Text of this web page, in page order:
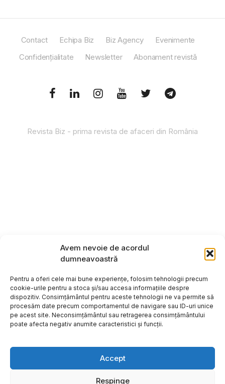
Avem nevoie de acordul
dumneavoastră
Pentru a oferi cele mai bune experiențe, folosim tehnologii precum
cookie-urile pentru a stoca și/sau accesa informațiile despre
dispozitiv. Consimțământul pentru aceste tehnologii ne va permite să
procesăm date precum comportamentul de navigare sau ID-uri unice
pe acest site. Neconsimțământul sau retragerea consimțământului
poate afecta negativ anumite caracteristici și funcții.
Accept
Respinge
Contact Echipa Biz Biz Agency
Evenimente
Confidențialitate
Newsletter Abonament revistă
Revista Biz - prima revista de afaceri din România